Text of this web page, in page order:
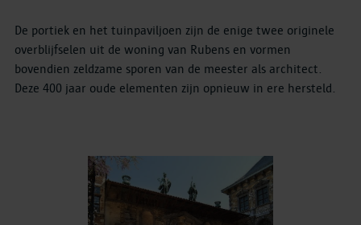
De portiek en het tuinpaviljoen zijn de enige twee originele
overblijfselen uit de woning van Rubens en vormen
bovendien zeldzame sporen van de meester als architect.
Deze 400 jaar oude elementen zijn opnieuw in ere hersteld.